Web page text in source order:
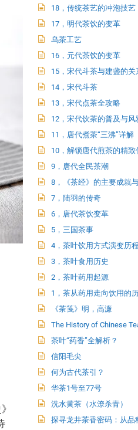
18，传统茶艺的冲泡技艺
17，明代茶饮的变革
乌茶工艺
16，元代茶饮的变革
15，宋代斗茶与建盏的关
14，宋代斗茶
13，宋代点茶全攻略
12，宋代饮茶的普及与风
11，唐代煮茶“三沸”详解
10，解锁唐代煎茶的精致
9，唐代全民茶潮
8，《茶经》的主要成就
7，陆羽的传奇
6，唐代茶饮变革
5，三国茶事
4，茶叶饮用方式演变历程
3，茶叶食用历史
2，茶叶药用起源
1，茶从药用走向饮用的
《茶笺》明，高濂
The History of Chinese
茶叶“药香”全解析？
信阳毛尖
何为古代茶引？
华茶1号至77号
洗水黄茶（水潦杀青）
探寻龙井茶香密码：从品